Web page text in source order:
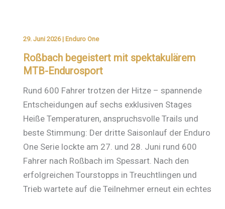
29. Juni 2026| Enduro One
Roßbach begeistert mit spektakulärem
MTB-Endurosport
Rund 600 Fahrer trotzen der Hitze – spannende
Entscheidungen auf sechs exklusiven Stages
Heiße Temperaturen, anspruchsvolle Trails und
beste Stimmung: Der dritte Saisonlauf der Enduro
One Serie lockte am 27. und 28. Juni rund 600
Fahrer nach Roßbach im Spessart. Nach den
erfolgreichen Tourstopps in Treuchtlingen und
Trieb wartete auf die Teilnehmer erneut ein echtes